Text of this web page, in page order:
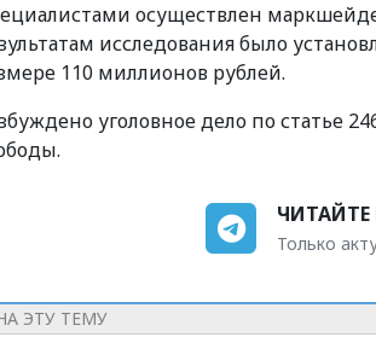
осуществлен
исследования было
110 миллионов рублей.
уголовное дело по статье
ЧИТАЙТЕ
Только
ЭТУ ТЕМУ